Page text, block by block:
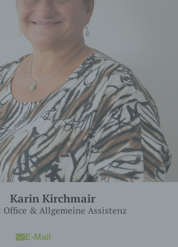
Karin Kirchmair
Office & Allgemeine Assistenz
E-Mail